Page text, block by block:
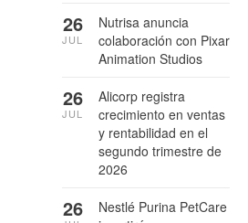
Nutrisa anuncia
colaboración con Pixar
Animation Studios
26
JUL
Alicorp registra
crecimiento en ventas
y rentabilidad en el
segundo trimestre de
2026
26
JUL
Nestlé Purina PetCare
26